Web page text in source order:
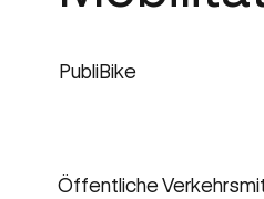
PubliBike
Öffentliche